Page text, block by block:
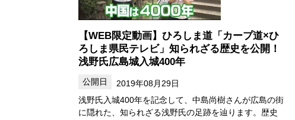
【WEB限定動画】ひろしま道「カープ道×ひ
ろしま県民テレビ」知られざる歴史を公開！
浅野氏広島城入城400年
2019年08月29日
浅野氏入城400年を記念して、中島尚樹さんが広島の街
に隠れた、知られざる浅野氏の足跡を辿ります。歴史